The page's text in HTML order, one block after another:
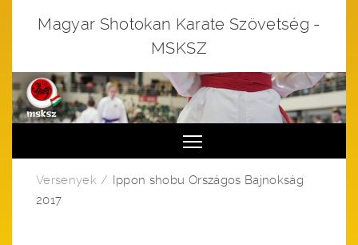
Magyar Shotokan Karate Szövetség -
MSKSZ
Versenyek
Ippon shobu Országos Bajnokság
2017